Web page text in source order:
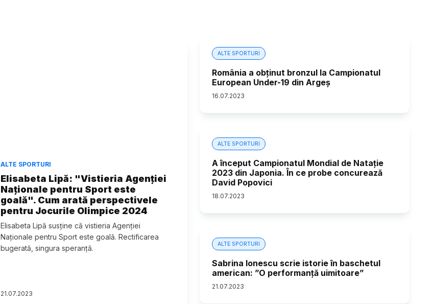
ALTE SPORTURI
Elisabeta Lipă: "Vistieria Agenției
Naționale pentru Sport este
goală". Cum arată perspectivele
pentru Jocurile Olimpice 2024
Elisabeta Lipă susține că vistieria Agenției
Naționale pentru Sport este goală. Rectificarea
bugerată, singura speranță.
21.07.2023
ALTE SPORTURI
România a obținut bronzul la Campionatul
European Under-19 din Argeş
16.07.2023
ALTE SPORTURI
A început Campionatul Mondial de Natație
2023 din Japonia. În ce probe concurează
David Popovici
18.07.2023
ALTE SPORTURI
Sabrina Ionescu scrie istorie în baschetul
american: ”O performanță uimitoare”
21.07.2023